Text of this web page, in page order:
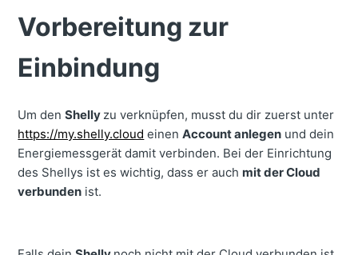
Vorbereitung zur
Einbindung
Um denShelly zu verknüpfen, musst du dir zuerst unter
https://my.shelly.cloud einenAccount anlegen und dein
Energiemessgerät damit verbinden. Bei der Einrichtung
des Shellys ist es wichtig, dass er auch mit der Cloud
verbunden ist.